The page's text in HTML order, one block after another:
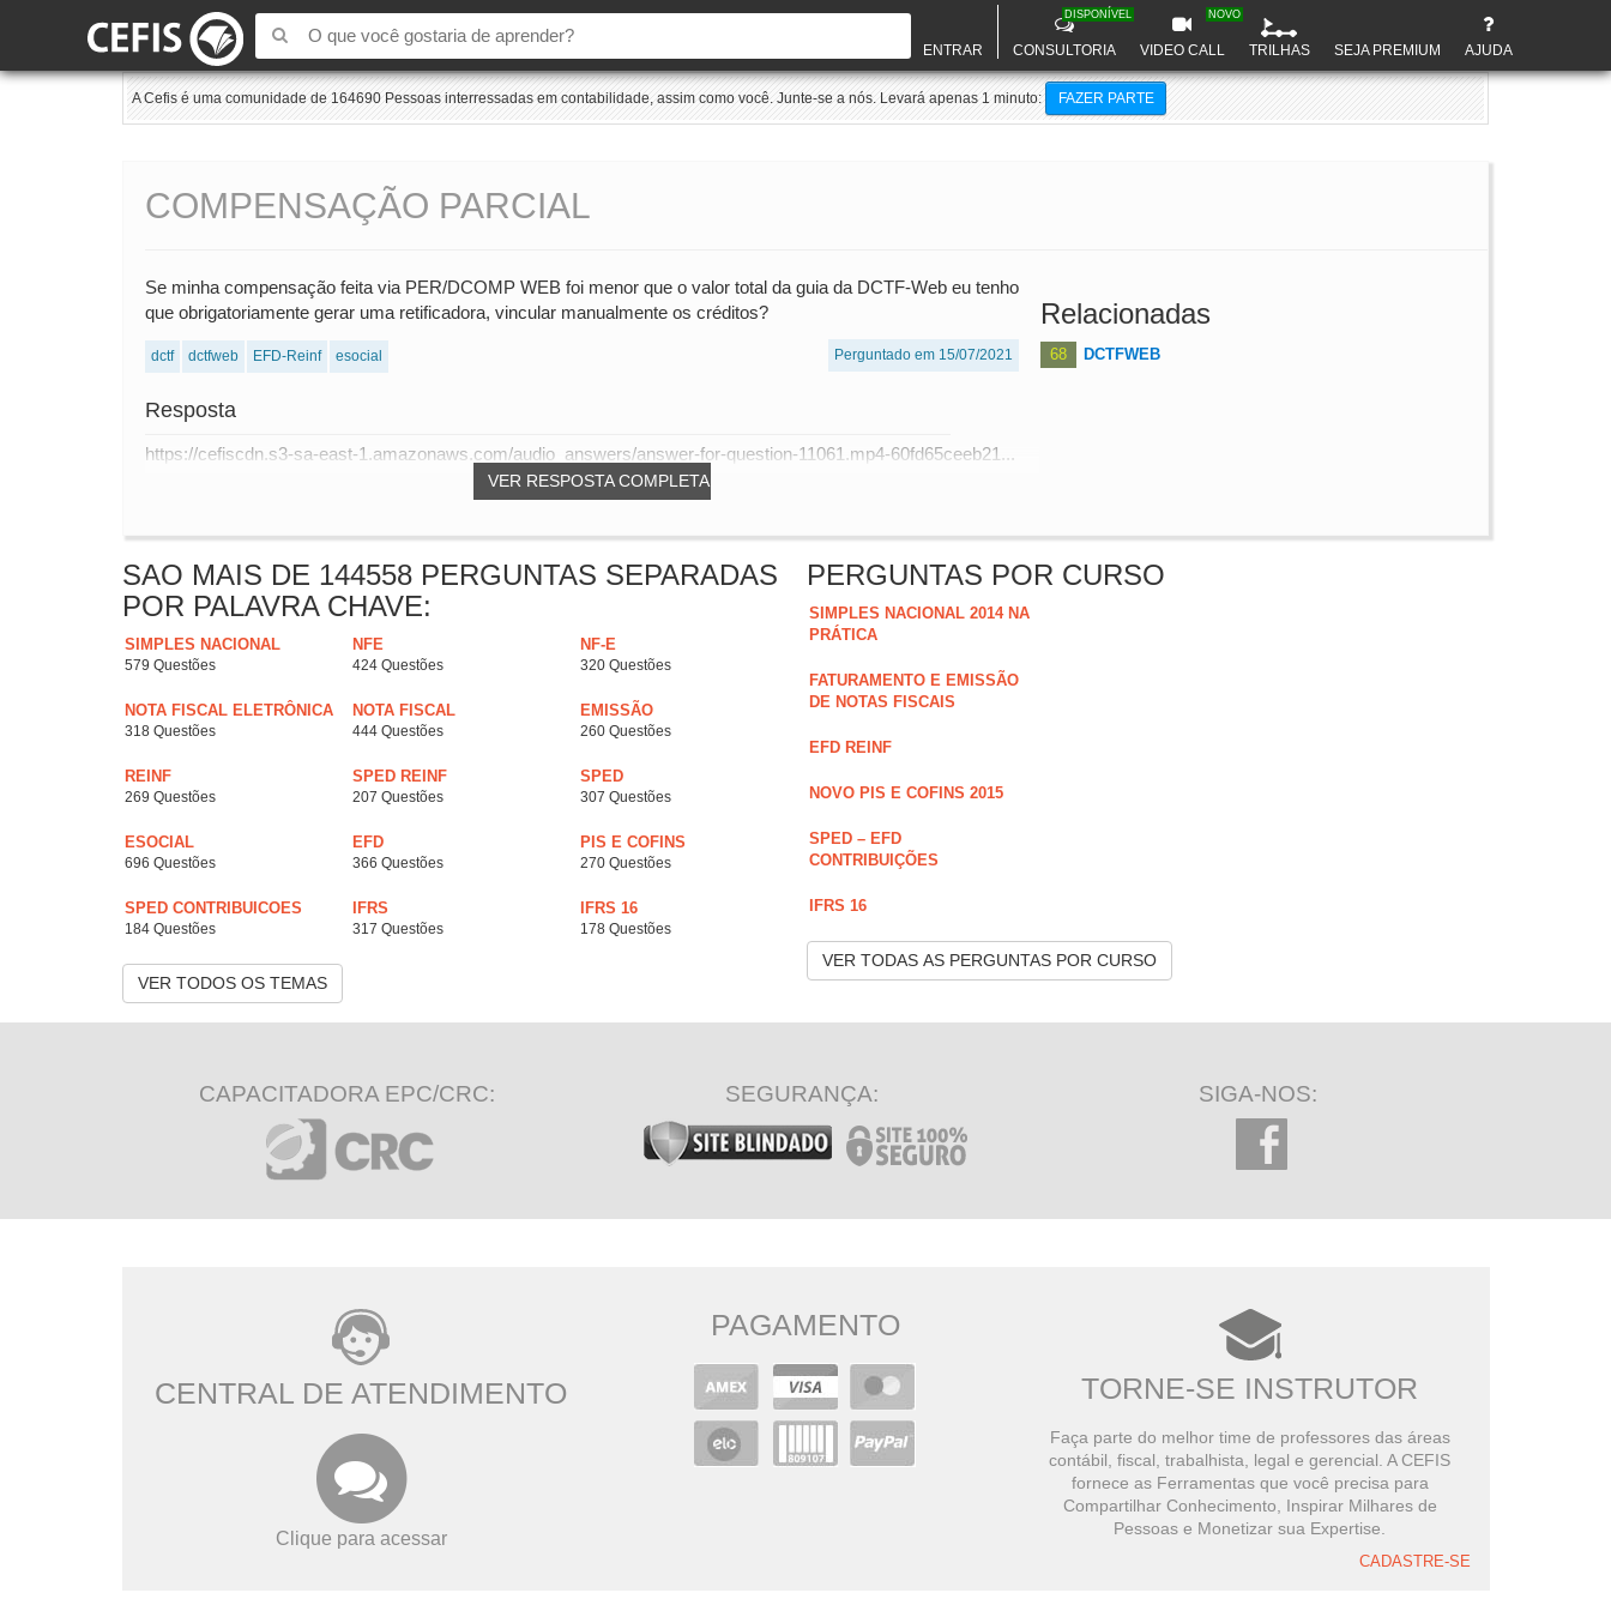
ENTRAR CONSULTORIA
DISPONÍVEL
VIDEO CALL
NOVO
TRILHAS SEJA PREMIUM AJUDA
A Cefis é uma comunidade de 164690 Pessoas interressadas em contabilidade, assim como você. Junte-se a nós. Levará apenas 1 minuto: FAZER PARTE
COMPENSAÇÃO PARCIAL
Se minha compensação feita via PER/DCOMP WEB foi menor que o valor total da guia da DCTF-Web eu tenho
que obrigatoriamente gerar uma retificadora, vincular manualmente os créditos?
dctf dctfweb EFD-Reinf esocial Perguntado em 15/07/2021
Resposta
VER RESPOSTA COMPLETA
https://cefiscdn.s3-sa-east-1.amazonaws.com/audio_answers/answer-for-question-11061.mp4-60fd65ceeb21...
Relacionadas
68 DCTFWEB
SAO MAIS DE 144558 PERGUNTAS SEPARADAS
POR PALAVRA CHAVE:
SIMPLES NACIONAL
579 Questões
NFE
424 Questões
NF-E
320 Questões
NOTA FISCAL ELETRÔNICA
318 Questões
NOTA FISCAL
444 Questões
EMISSÃO
260 Questões
REINF
269 Questões
SPED REINF
207 Questões
SPED
307 Questões
ESOCIAL
696 Questões
EFD
366 Questões
PIS E COFINS
270 Questões
SPED CONTRIBUICOES
184 Questões
IFRS
317 Questões
IFRS 16
178 Questões
VER TODOS OS TEMAS
PERGUNTAS POR CURSO
SIMPLES NACIONAL 2014 NA
PRÁTICA
FATURAMENTO E EMISSÃO
DE NOTAS FISCAIS
EFD REINF
NOVO PIS E COFINS 2015
SPED – EFD
CONTRIBUIÇÕES
IFRS 16
VER TODAS AS PERGUNTAS POR CURSO
CAPACITADORA EPC/CRC: SEGURANÇA: SIGA-NOS:
CENTRAL DE ATENDIMENTO
Clique para acessar
PAGAMENTO
TORNE-SE INSTRUTOR
Faça parte do melhor time de professores das áreas
contábil, fiscal, trabalhista, legal e gerencial. A CEFIS
fornece as Ferramentas que você precisa para
Compartilhar Conhecimento, Inspirar Milhares de
Pessoas e Monetizar sua Expertise.
CADASTRE-SE